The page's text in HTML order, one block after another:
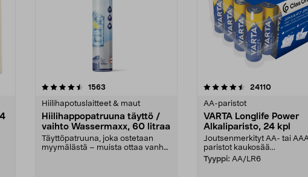
1563
Hiilihapotuslaitteet & maut
Hiilihappopatruuna täyttö /
vaihto Wassermaxx, 60 litraa
Täyttöpatruuna, joka ostetaan
myymälästä – muista ottaa vanha
4.5viidestä
24110arvostelut
AA-paristot
VARTA Longlife Power
Alkaliparisto, 24 kpl
Joutsenmerkityt AA- tai
paristot kaukosää...
Tyyppi: AA/LR6
4.5viidestä